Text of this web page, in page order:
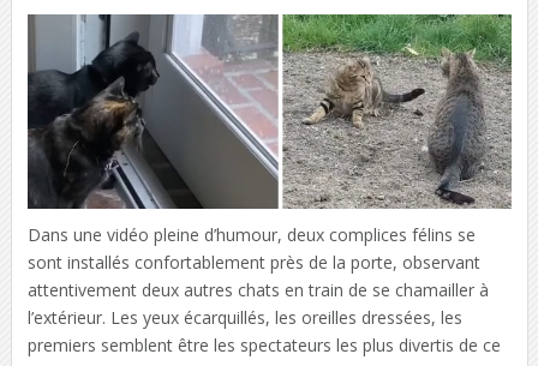
Dans une vidéo pleine d’humour, deux complices félins se
sont installés confortablement près de la porte, observant
attentivement deux autres chats en train de se chamailler à
l’extérieur. Les yeux écarquillés, les oreilles dressées, les
premiers semblent être les spectateurs les plus divertis de ce